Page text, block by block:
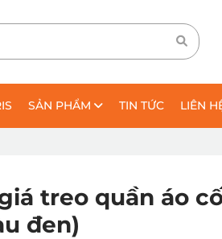
SẢN PHẨM TIN TỨC LIÊN
treo quần áo
đen)